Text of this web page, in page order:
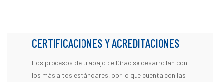
CERTIFICACIONES Y ACREDITACIONES
Los procesos de trabajo de Dirac se desarrollan con
los más altos estándares, por lo que cuenta con las